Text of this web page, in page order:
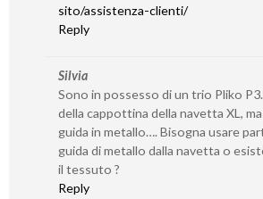
sito/assistenza-clienti/
Reply
Silvia
Sono in possesso di un trio Pliko
della cappottina della navetta XL,
guida in metallo…. Bisogna usare
guida di metallo dalla navetta o
il tessuto ?
Reply